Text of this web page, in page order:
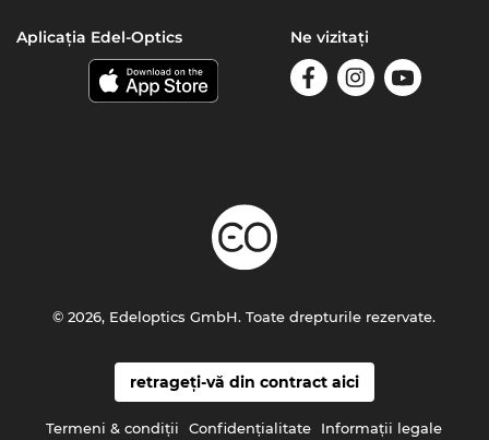
Aplicația Edel-Optics Ne vizitați
retrageți-vă din contract aici
Termeni & condiţii Confidenţialitate Informaţii legale
© 2026, Edeloptics GmbH. Toate drepturile rezervate.